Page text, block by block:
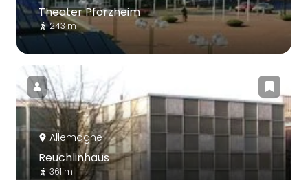
Theater Pforzheim
243 m
Allemagne
Reuchlinhaus
361 m